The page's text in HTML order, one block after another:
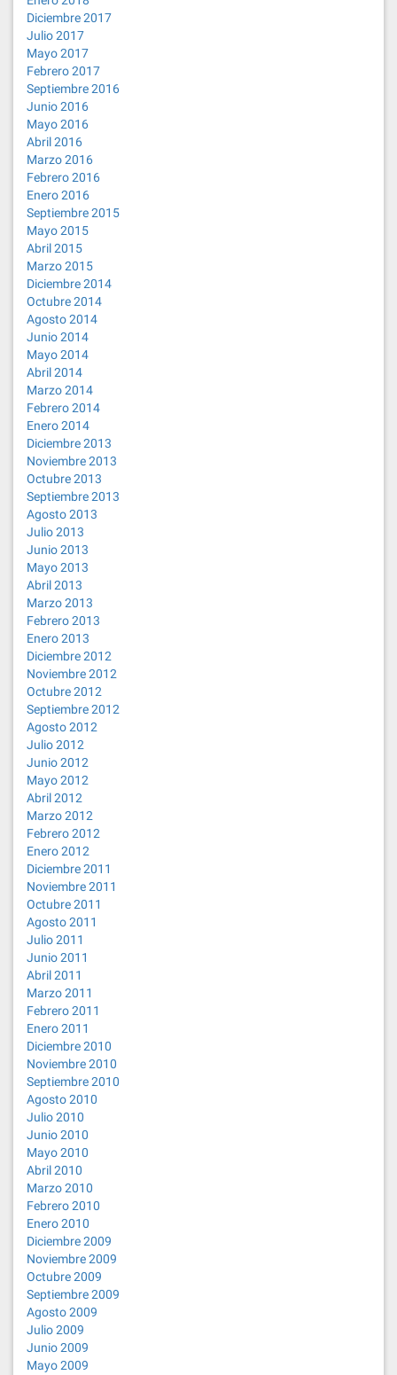
Diciembre 2017
Julio 2017
Mayo 2017
Febrero 2017
Septiembre 2016
Junio 2016
Mayo 2016
Abril 2016
Marzo 2016
Febrero 2016
Enero 2016
Septiembre 2015
Mayo 2015
Abril 2015
Marzo 2015
Diciembre 2014
Octubre 2014
Agosto 2014
Junio 2014
Mayo 2014
Abril 2014
Marzo 2014
Febrero 2014
Enero 2014
Diciembre 2013
Noviembre 2013
Octubre 2013
Septiembre 2013
Agosto 2013
Julio 2013
Junio 2013
Mayo 2013
Abril 2013
Marzo 2013
Febrero 2013
Enero 2013
Diciembre 2012
Noviembre 2012
Octubre 2012
Septiembre 2012
Agosto 2012
Julio 2012
Junio 2012
Mayo 2012
Abril 2012
Marzo 2012
Febrero 2012
Enero 2012
Diciembre 2011
Noviembre 2011
Octubre 2011
Agosto 2011
Julio 2011
Junio 2011
Abril 2011
Marzo 2011
Febrero 2011
Enero 2011
Diciembre 2010
Noviembre 2010
Septiembre 2010
Agosto 2010
Julio 2010
Junio 2010
Mayo 2010
Abril 2010
Marzo 2010
Febrero 2010
Enero 2010
Diciembre 2009
Noviembre 2009
Octubre 2009
Septiembre 2009
Agosto 2009
Julio 2009
Junio 2009
Mayo 2009